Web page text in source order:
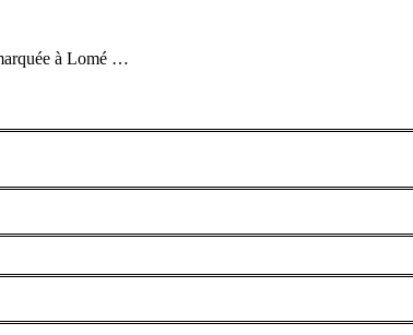
à Lomé …